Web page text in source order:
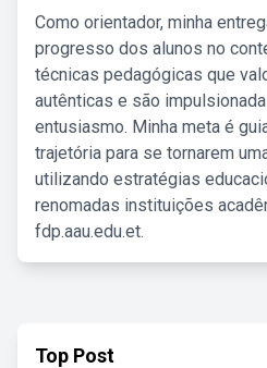
Como orientador, minha
progresso dos alunos no
técnicas pedagógicas que
autênticas e são
entusiasmo. Minha meta é
trajetória para se tornarem
utilizando estratégias
renomadas instituições
fdp.aau.edu.et.
Top Post